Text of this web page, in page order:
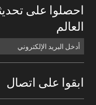
احصلوا على
العالم
ابقوا على اتصال